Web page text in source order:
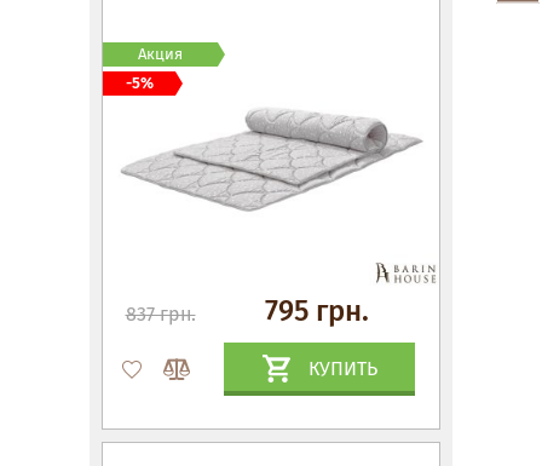
837 грн. 795 грн.
КУПИТЬ
Акция
-5%